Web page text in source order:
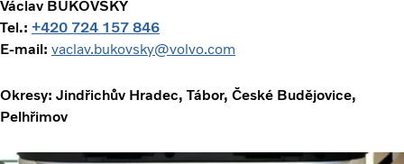
Václav BUKOVSKÝ
Tel.: +420 724 157 846
E-mail: vaclav.bukovsky@volvo.com
Okresy: Jindřichův Hradec, Tábor, České Budějovice,
Pelhřimov